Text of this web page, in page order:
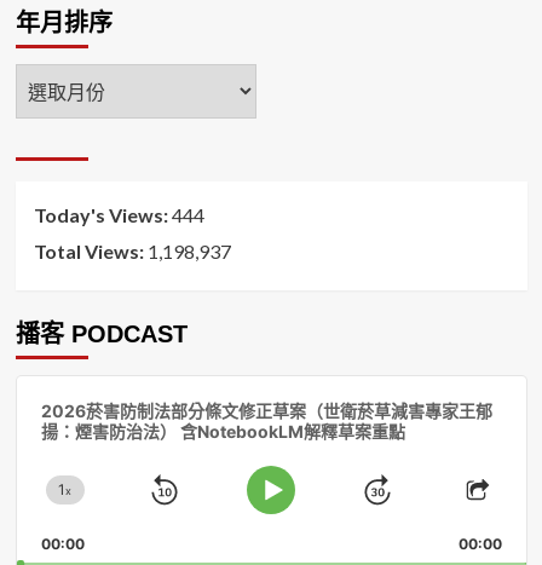
年月排序
年
月
序
Today's Views:444
Total Views: 1,198,937
播客 PODCAST
2026菸害防制法部分條文修正草案（世衛菸草減害專家王郁
揚：煙害防治法） 含NotebookLM解釋草案重點
Change
Rate
1x
Skip
Play
Jump
Forward
Share
00:00 00:00